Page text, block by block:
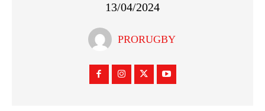
13/04/2024
PRORUGBY